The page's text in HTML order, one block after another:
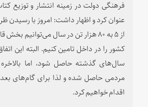
فرهنگی دولت در زمینه انتشار و توزیع
عنوان کرد و اظهار داشت: امروز با رسیدن
از ۵ به ۸۰ هزار تن در سال می‌توانیم
کشور را در داخل تامین کنیم. البته این
سال‌های گذشته حاصل شود، اما
مردمی حاصل شده و لذا برای گام‌های
اقدام خواهیم کرد.